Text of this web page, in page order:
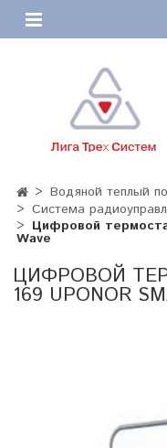
Водяной теплый
Система
Цифровой
Wave
ЦИФРОВОЙ
169 UPONOR